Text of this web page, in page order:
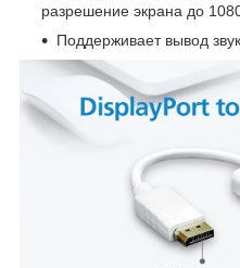
разрешение экрана до
Поддерживает вывод